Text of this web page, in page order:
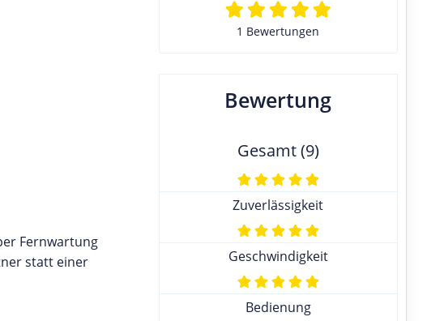
Fernwartung
statt einer
1 Bewertungen
Bewertung
Gesamt (9)
Zuverlässigkeit
Geschwindigkeit
Bedienung